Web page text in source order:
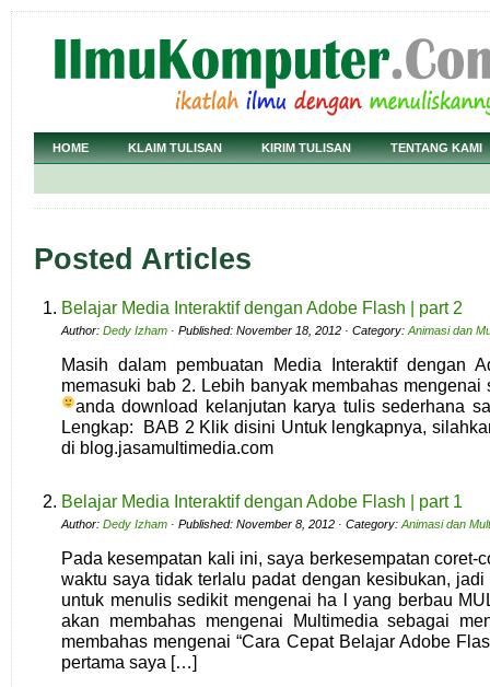
HOME KLAIM TULISAN KIRIM TULISAN TENTANG KAMI
Posted Articles
Belajar Media Interaktif dengan Adobe Flash | part 2
Author: Dedy Izham · Published: November 18, 2012 · Category: Animasi dan
Masih dalam pembuatan Media Interaktif dengan
memasuki bab 2. Lebih banyak membahas
anda download kelanjutan karya tulis sederhana
Lengkap: BAB 2 Klik disini Untuk lengkapnya,
di blog.jasamultimedia.com
Belajar Media Interaktif dengan Adobe Flash | part 1
Author: Dedy Izham · Published: November 8, 2012 · Category: Animasi dan
Pada kesempatan kali ini, saya berkesempatan coret-
waktu saya tidak terlalu padat dengan kesibukan,
untuk menulis sedikit mengenai ha l yang berbau
akan membahas mengenai Multimedia sebagai
membahas mengenai “Cara Cepat Belajar Adobe
pertama saya […]